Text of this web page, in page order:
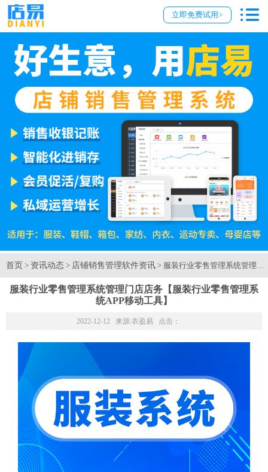
立即免费试用>
首页 > 资讯动态 > 店铺销售管理软件资讯 > 服装行业零售管理系统管理门
服装行业零售管理系统管理门店店务【服装行业零售管理系
统APP移动工具】
2022-12-12 来源:衣盈易 点击：